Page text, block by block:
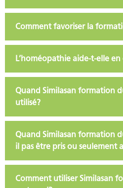
Comment favoriser la
L’homéopathie aide-t-elle
Quand Similasan formation
utilisé?
Quand Similasan formation
il pas être pris ou seulement
Comment utiliser Similasan